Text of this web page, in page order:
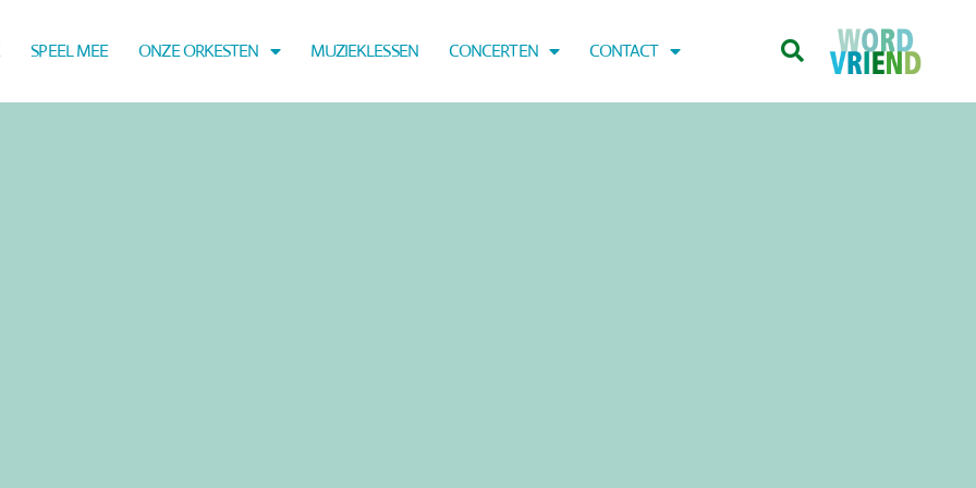
SPEEL MEE ONZE ORKESTEN MUZIEKLESSEN CONCERTEN CONTACT